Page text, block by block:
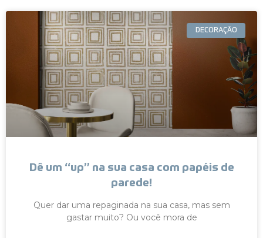
DECORAÇÃO
Dê um “up” na sua casa com papéis de
parede!
Quer dar uma repaginada na sua casa, mas sem
gastar muito? Ou você mora de